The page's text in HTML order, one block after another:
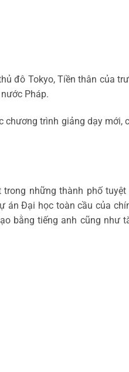
đô Tokyo, Tiền thân của
Pháp.
chương trình giảng dạy mới,
những thành phố tuyệt
án Đại học toàn cầu của
bằng tiếng anh cũng như